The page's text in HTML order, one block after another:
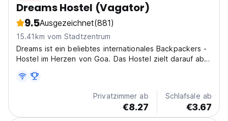
Dreams Hostel (Vagator)
9.5Ausgezeichnet(881)
15.41km vom Stadtzentrum
Dreams ist ein beliebtes internationales Backpackers -
Hostel im Herzen von Goa. Das Hostel zielt darauf ab,
Privatzimmer ab
€8.27
Schlafsäle ab
€3.67